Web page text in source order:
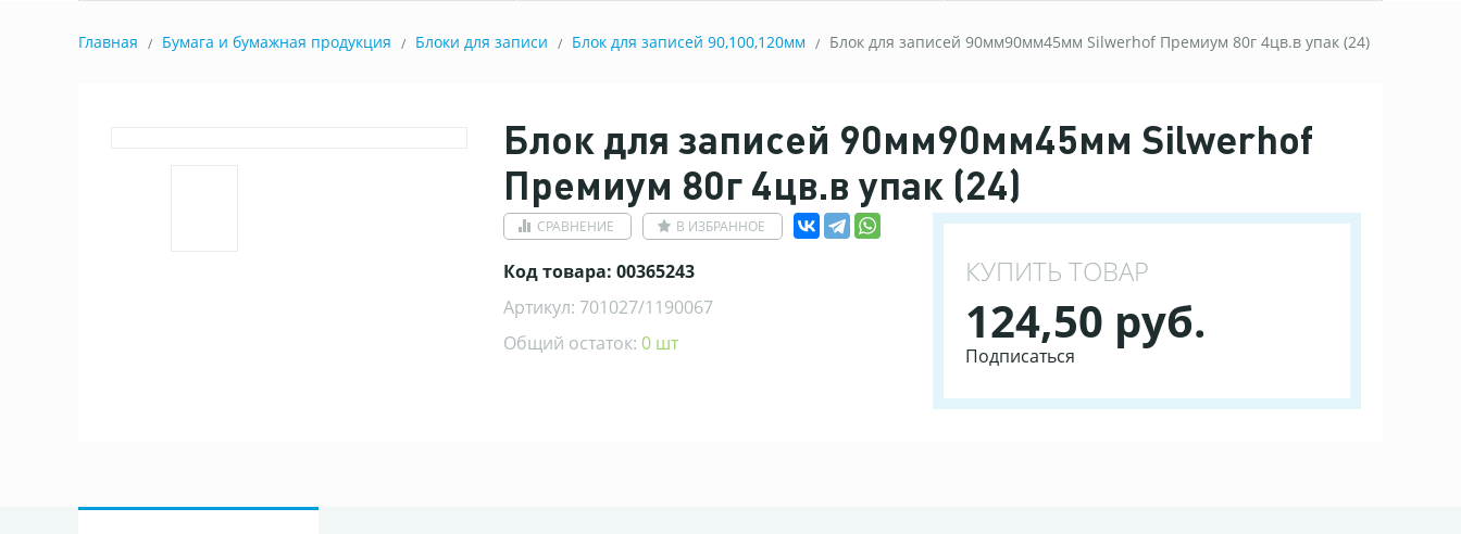
Главная Бумага и бумажная продукция Блоки для записи Блок для записей 90,100,120мм Блок для записей 90мм90мм45мм Silwerhof Премиум 80г 4цв.в упак (24)
Блок для записей 90мм90мм45мм Silwerhof
Премиум 80г 4цв.в упак (24)
СРАВНЕНИЕ В ИЗБРАННОЕ
Код товара: 00365243
Артикул: 701027/1190067
Общий остаток:0 шт
КУПИТЬ ТОВАР
124,50 руб.
Подписаться